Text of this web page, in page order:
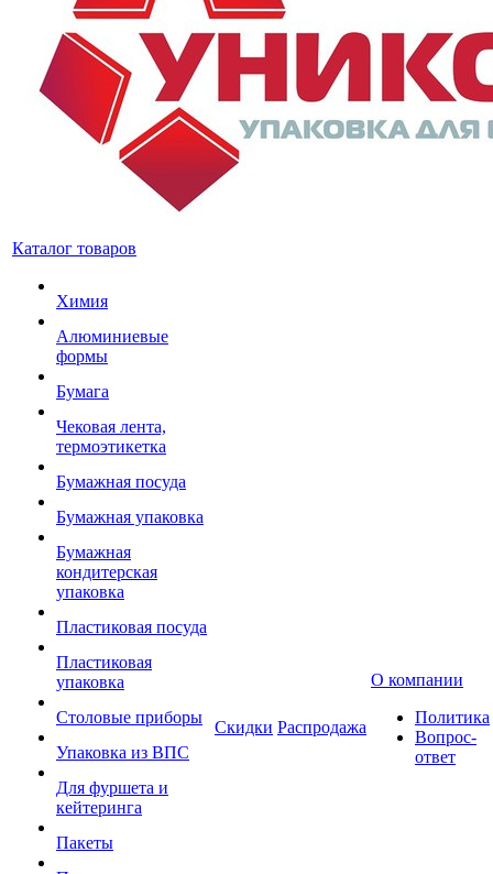
Каталог товаров
Химия
Алюминиевые
формы
Бумага
Чековая лента,
термоэтикетка
Бумажная посуда
Бумажная упаковка
Бумажная
кондитерская
упаковка
Пластиковая посуда
Пластиковая
упаковка
Столовые приборы
Упаковка из ВПС
Для фуршета и
кейтеринга
Пакеты
Скидки Распродажа
О компании
Политика
Вопрос-
ответ